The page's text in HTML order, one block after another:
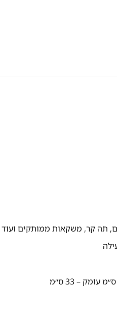
תה קר, משקאות ממותקים ועוד